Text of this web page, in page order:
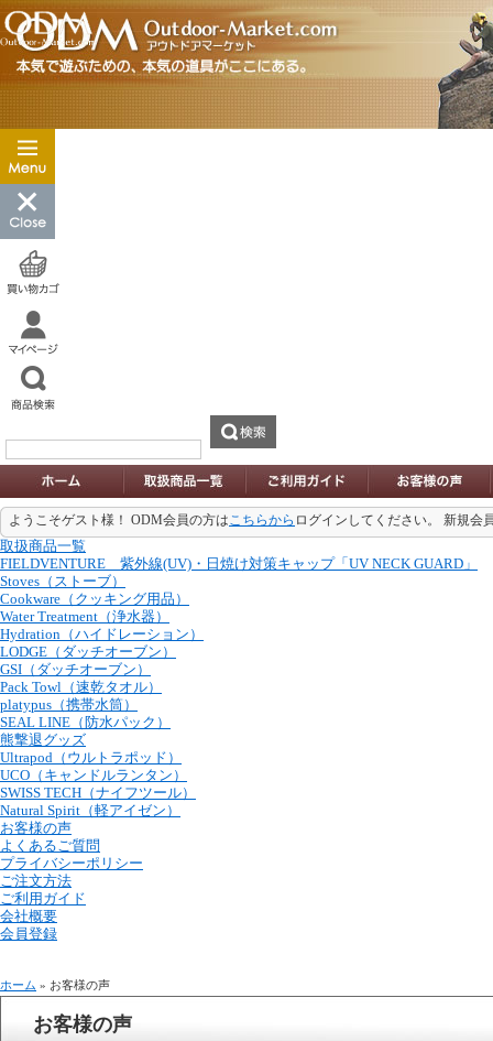
ようこそゲスト様！ ODM会員の方はこちらから ログインしてください。 新規会
取扱商品一覧
FIELDVENTURE 紫外線(UV)・日焼け対策キャップ「UV NECK GUARD」
Stoves（ストーブ）
Cookware（クッキング用品）
Water Treatment（浄水器）
Hydration（ハイドレーション）
LODGE（ダッチオーブン）
GSI（ダッチオーブン）
Pack Towl（速乾タオル）
platypus（携帯水筒）
SEAL LINE（防水パック）
熊撃退グッズ
Ultrapod（ウルトラポッド）
UCO（キャンドルランタン）
SWISS TECH（ナイフツール）
Natural Spirit（軽アイゼン）
お客様の声
よくあるご質問
プライバシーポリシー
ご注文方法
ご利用ガイド
会社概要
会員登録
ホーム » お客様の声
お客様の声